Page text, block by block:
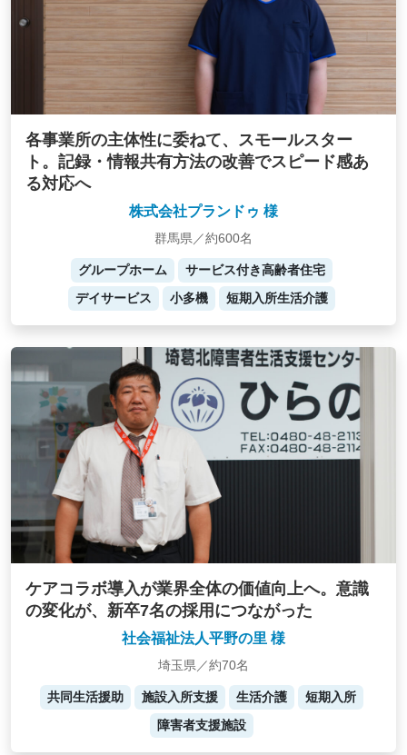
各事業所の主体性に委ねて、スモールスター
ト。記録・情報共有方法の改善でスピード感あ
る対応へ
株式会社プランドゥ 様
群馬県／約600名
グループホーム
サービス付き高齢者住宅
デイサービス
小多機 短期入所生活介護
ケアコラボ導入が業界全体の価値向上へ。意識
の変化が、新卒7名の採用につながった
社会福祉法人平野の里 様
埼玉県／約70名
共同生活援助 施設入所支援 生活介護
短期入所
障害者支援施設